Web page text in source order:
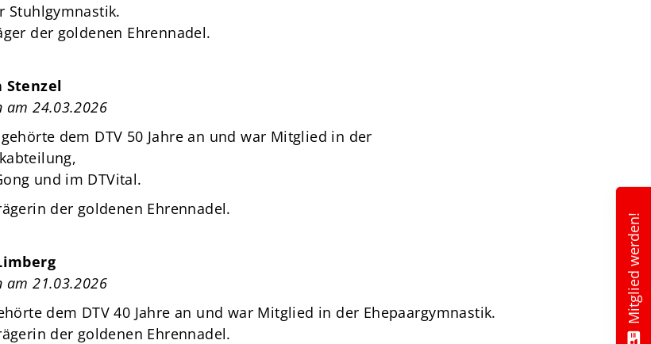
Stuhlgymnastik.
der goldenen Ehrennadel.
Stenzel
am 24.03.2026
dem DTV 50 Jahre an und war Mitglied in der
und im DTVital.
der goldenen Ehrennadel.
am 21.03.2026
dem DTV 40 Jahre an und war Mitglied in der Ehepaargymnastik.
der goldenen Ehrennadel.
Mitglied werden!